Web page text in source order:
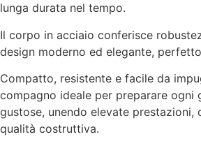
lunga durata nel tempo.
Il corpo in acciaio conferisce
design moderno ed elegante,
Compatto, resistente e facile da
compagno ideale per preparare ogni
gustose, unendo elevate prestazioni,
qualità costruttiva.